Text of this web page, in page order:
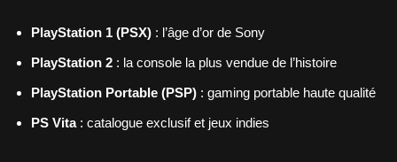
PlayStation 1 (PSX) : l’âge d’or de Sony
PlayStation 2 : la console la plus vendue de l’histoire
PlayStation Portable (PSP) : gaming portable haute qualité
PS Vita: catalogue exclusif et jeux indies